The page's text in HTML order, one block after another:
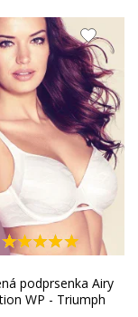
podprsenka Airy
WP - Triumph